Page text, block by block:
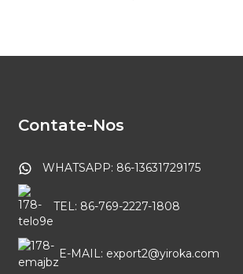
Contate-Nos
WHATSAPP: 86-13631729175
TEL: 86-769-2227-1808
E-MAIL: export2@yiroka.com